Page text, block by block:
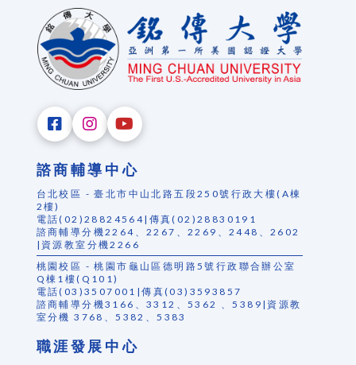
諮商輔導中心
台北校區 - 臺北市中山北路五段250號行政大樓(A棟
2樓)
電話(02)28824564|傳真(02)28830191
諮商輔導分機2264、2267、2269、2448、2602
|資源教室分機2266
桃園校區 - 桃園市龜山區德明路5號行政聯合辦公室
Q棟1樓(Q101)
電話(03)3507001|傳真(03)3593857
諮商輔導分機3166、3312、5362 、5389|資源教
室分機 3768、5382、5383
職涯發展中心